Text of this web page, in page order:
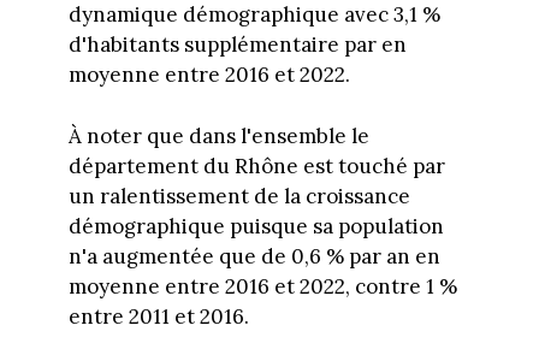
dynamique démographique avec 3,1 %
d'habitants supplémentaire par en
moyenne entre 2016 et 2022.
À noter que dans l'ensemble le
département du Rhône est touché par
un ralentissement de la croissance
démographique puisque sa population
n'a augmentée que de 0,6 % par an en
moyenne entre 2016 et 2022, contre 1 %
entre 2011 et 2016.